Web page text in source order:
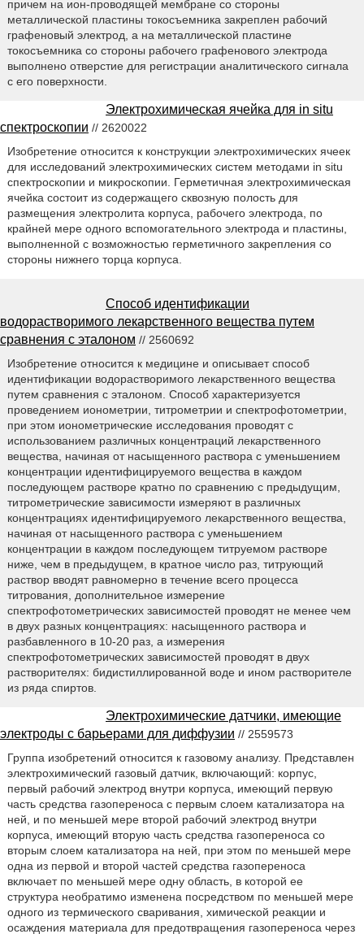
причем на ион-проводящей мембране со стороны
металлической пластины токосъемника закреплен рабочий
графеновый электрод, а на металлической пластине
токосъемника со стороны рабочего графенового электрода
выполнено отверстие для регистрации аналитического сигнала
с его поверхности.
Электрохимическая ячейка для in situ
спектроскопии // 2620022
Изобретение относится к конструкции электрохимических ячеек
для исследований электрохимических систем методами in situ
спектроскопии и микроскопии. Герметичная электрохимическая
ячейка состоит из содержащего сквозную полость для
размещения электролита корпуса, рабочего электрода, по
крайней мере одного вспомогательного электрода и пластины,
выполненной с возможностью герметичного закрепления со
стороны нижнего торца корпуса.
Способ идентификации
водорастворимого лекарственного вещества путем
сравнения с эталоном // 2560692
Изобретение относится к медицине и описывает способ
идентификации водорастворимого лекарственного вещества
путем сравнения с эталоном. Способ характеризуется
проведением ионометрии, титрометрии и спектрофотометрии,
при этом ионометрические исследования проводят с
использованием различных концентраций лекарственного
вещества, начиная от насыщенного раствора с уменьшением
концентрации идентифицируемого вещества в каждом
последующем растворе кратно по сравнению с предыдущим,
титрометрические зависимости измеряют в различных
концентрациях идентифицируемого лекарственного вещества,
начиная от насыщенного раствора с уменьшением
концентрации в каждом последующем титруемом растворе
ниже, чем в предыдущем, в кратное число раз, титрующий
раствор вводят равномерно в течение всего процесса
титрования, дополнительное измерение
спектрофотометрических зависимостей проводят не менее чем
в двух разных концентрациях: насыщенного раствора и
разбавленного в 10-20 раз, а измерения
спектрофотометрических зависимостей проводят в двух
растворителях: бидистиллированной воде и ином растворителе
из ряда спиртов.
Электрохимические датчики, имеющие
электроды с барьерами для диффузии // 2559573
Группа изобретений относится к газовому анализу. Представлен
электрохимический газовый датчик, включающий: корпус,
первый рабочий электрод внутри корпуса, имеющий первую
часть средства газопереноса с первым слоем катализатора на
ней, и по меньшей мере второй рабочий электрод внутри
корпуса, имеющий вторую часть средства газопереноса со
вторым слоем катализатора на ней, при этом по меньшей мере
одна из первой и второй частей средства газопереноса
включает по меньшей мере одну область, в которой ее
структура необратимо изменена посредством по меньшей мере
одного из термического сваривания, химической реакции и
осаждения материала для предотвращения газопереноса через